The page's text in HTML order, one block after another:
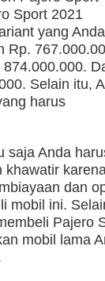
Sport 2021
yang Anda
Rp.
Selain itu,
harus
saja Anda
khawatir karena
dan
mobil ini.
Pajero
mobil lama